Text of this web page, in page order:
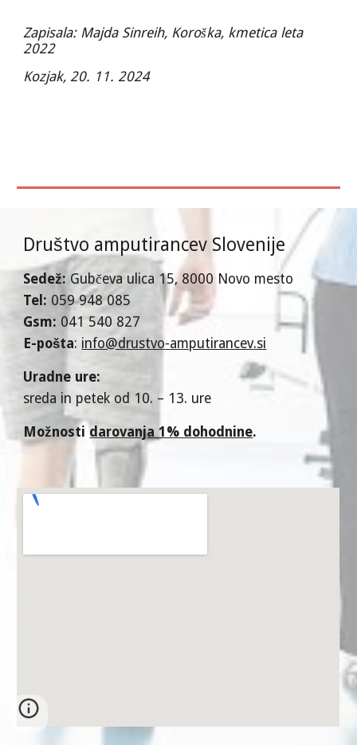
Zapisala: Majda Sinreih, Koroška, kmetica leta
2022
Kozjak, 20. 11. 2024
Društvo amputirancev Slovenije
Sedež: Gubčeva ulica 15, 8000 Novo mesto
Tel: 059 948 085
Gsm: 041 540 827
E-pošta: info@drustvo-amputirancev.si
Uradne ure:
sreda in petek od 10. – 13. ure
Možnosti darovanja 1% dohodnine.